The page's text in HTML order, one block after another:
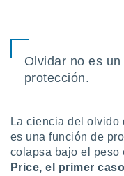
Olvidar no es
protección.
La ciencia del olvido
es una función de
colapsa bajo el
Price, el primer